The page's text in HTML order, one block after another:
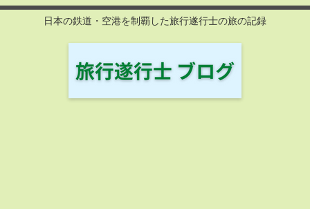
日本の鉄道・空港を制覇した旅行遂行士の旅の記録